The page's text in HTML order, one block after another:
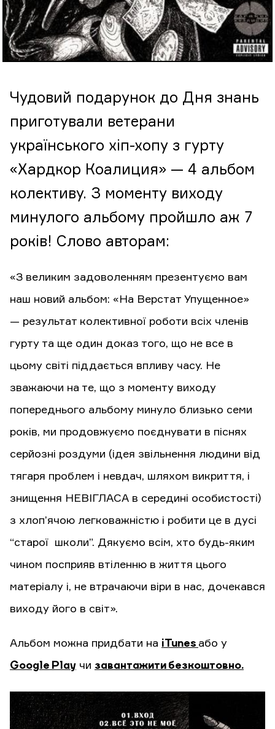
Чудовий подарунок до Дня знань
приготували ветерани
українського хіп-хопу з гурту
«Хардкор Коалиция» — 4 альбом
колективу. З моменту виходу
минулого альбому пройшло аж 7
років! Слово авторам:
«З великим задоволенням презентуємо вам
наш новий альбом: «На Верстат Упущенное»
— результат колективної роботи всіх членів
гурту та ще один доказ того, що не все в
цьому світі піддається впливу часу. Не
зважаючи на те, що з моменту виходу
попереднього альбому минуло близько семи
років, ми продовжуємо поєднувати в піснях
серйозні роздуми (ідея звільнення людини від
тягаря проблем і невдач, шляхом викриття, і
знищення НЕВІГЛАСА в середині особистості)
з хлоп’ячою легковажністю і робити це в дусі
“старої школи”. Дякуємо всім, хто будь-яким
чином посприяв втіленню в життя цього
матеріалу і, не втрачаючи віри в нас, дочекався
виходу його в світ».
Альбом можна придбати на iTunes або у
Google Play чи завантажити безкоштовно.